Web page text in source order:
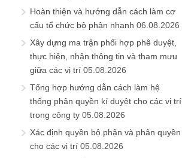
Hoàn thiện và hướng dẫn cách làm cơ
cấu tổ chức bộ phận nhanh 06.08.2026
Xây dựng ma trận phối hợp phê duyệt,
thực hiện, nhận thông tin và tham mưu
giữa các vị trí 05.08.2026
Tổng hợp hướng dẫn cách làm hệ
thống phân quyền kí duyệt cho các vị trí
trong công ty 05.08.2026
Xác định quyền bộ phận và phân quyền
cho các vị trí 05.08.2026